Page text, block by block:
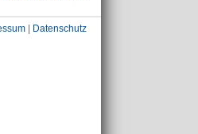
Datenschutz